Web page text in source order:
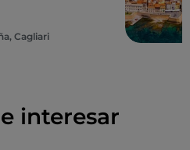
Cagliari
interesar